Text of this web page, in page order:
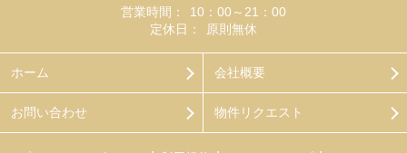
営業時間：
10：00～21：00
定休日：
原則無休
ホーム 会社概要
お問い合わせ 物件リクエスト